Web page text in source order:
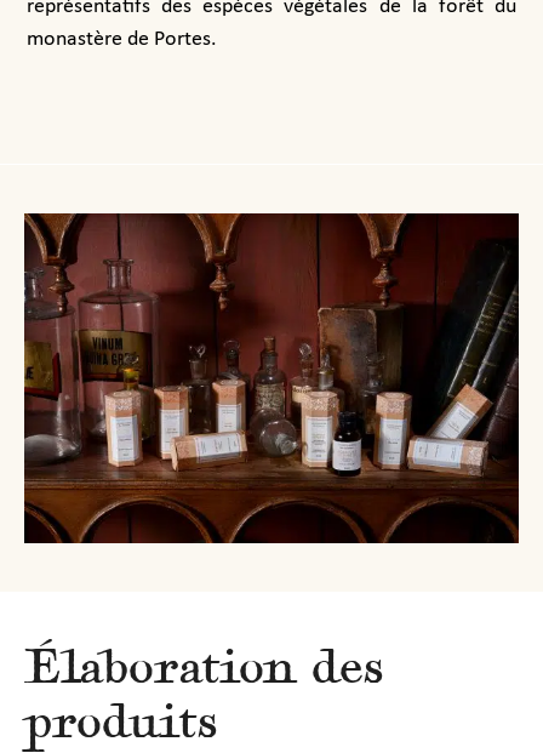
représentatifs des espèces végétales de la forêt du
monastère de Portes.
Élaboration des
produits